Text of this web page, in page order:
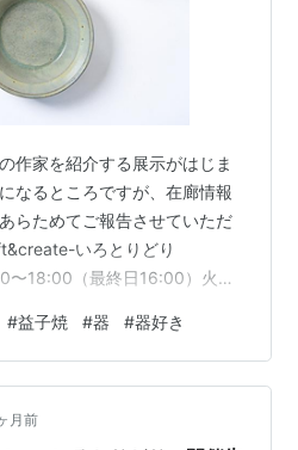
作家を紹介する展示がはじま
なるところですが、在廊情報
らためてご報告させていただ
いろとりどり
〜18:00（最終日16:00）火曜/
納賢一 7/5在廊
初日・6/28在廊
示7/4.sat.20:00～
#益子焼 #器 #器好き
月前